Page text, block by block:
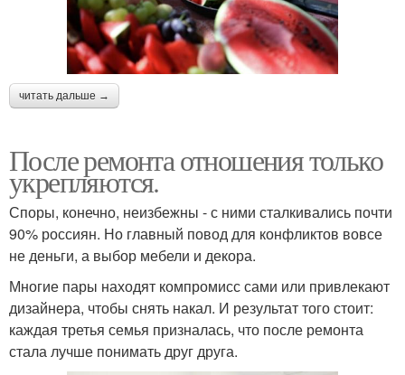
читать дальше →
После ремонта отношения только
укрепляются.
Споры, конечно, неизбежны - с ними сталкивались почти
90% россиян. Но главный повод для конфликтов вовсе
не деньги, а выбор мебели и декора.
Многие пары находят компромисс сами или привлекают
дизайнера, чтобы снять накал. И результат того стоит:
каждая третья семья призналась, что после ремонта
стала лучше понимать друг друга.